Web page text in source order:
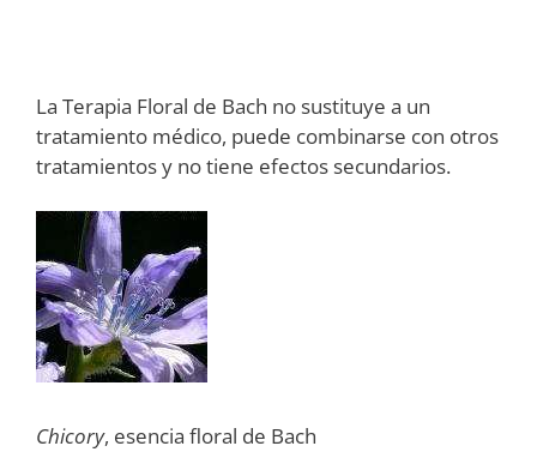
La Terapia Floral de Bach no sustituye a un
tratamiento médico, puede combinarse con otros
tratamientos y no tiene efectos secundarios.
Chicory, esencia floral de Bach